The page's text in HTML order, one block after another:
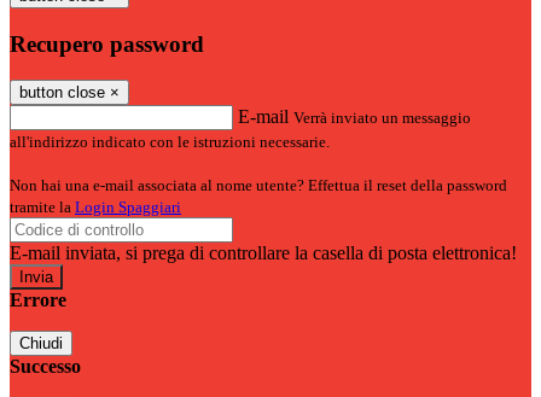
Recupero password
button close ×
E-mail Verrà inviato un messaggio
all'indirizzo indicato con le istruzioni necessarie.
Non hai una e-mail associata al nome utente? Effettua il reset della password
tramite la Login Spaggiari
E-mail inviata, si prega di controllare la casella di posta elettronica!
Errore
Chiudi
Successo